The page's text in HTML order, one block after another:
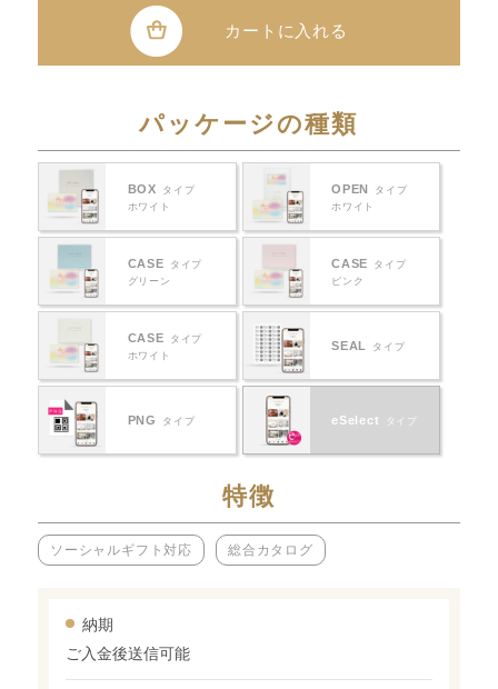
カートに入れる
パッケージの種類
BOX
タイプ
ホワイト
OPEN
タイプ
ホワイト
CASE
タイプ
グリーン
CASE
タイプ
ピンク
CASE
タイプ
ホワイト
SEAL タイプ
PNG タイプ eSelect タイプ
特徴
ソーシャルギフト対応 総合カタログ
納期
ご入金後送信可能